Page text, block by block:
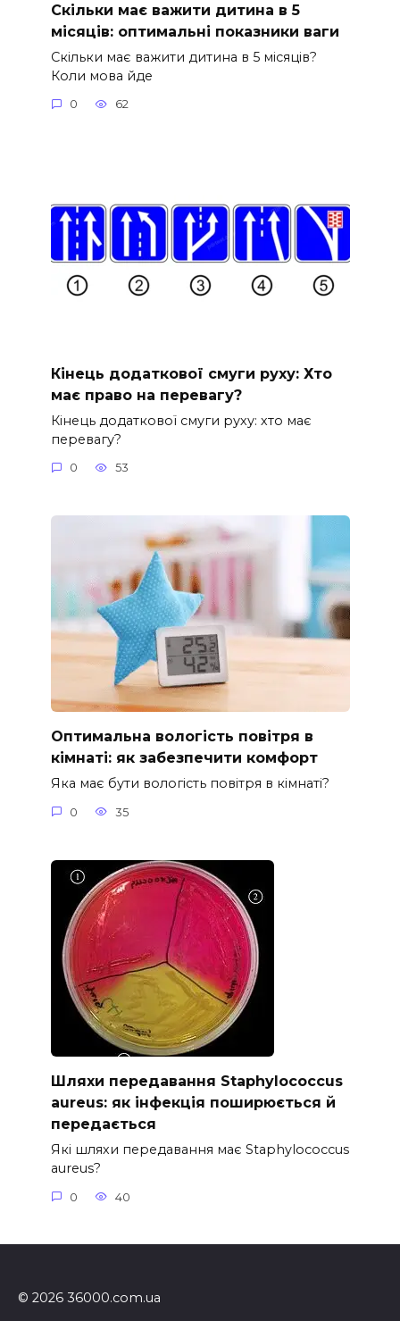
Скільки має важити дитина в 5
місяців: оптимальні показники ваги
Скільки має важити дитина в 5 місяців?
Коли мова йде
0 62
Кінець додаткової смуги руху: Хто
має право на перевагу?
Кінець додаткової смуги руху: хто має
перевагу?
0 53
Оптимальна вологість повітря в
кімнаті: як забезпечити комфорт
Яка має бути вологість повітря в кімнаті?
0 35
Шляхи передавання Staphylococcus
aureus: як інфекція поширюється й
передається
Які шляхи передавання має Staphylococcus
aureus?
0 40
© 2026 36000.com.ua